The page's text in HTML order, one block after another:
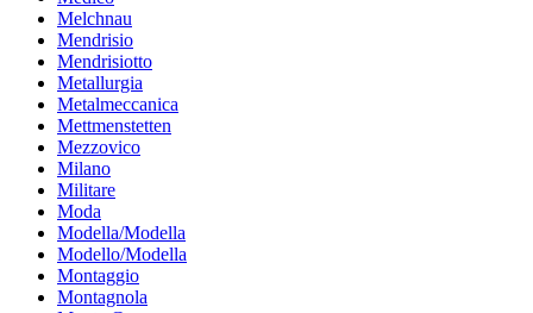
Melchnau
Mendrisio
Mendrisiotto
Metallurgia
Metalmeccanica
Mettmenstetten
Mezzovico
Milano
Militare
Moda
Modella/Modella
Modello/Modella
Montaggio
Montagnola